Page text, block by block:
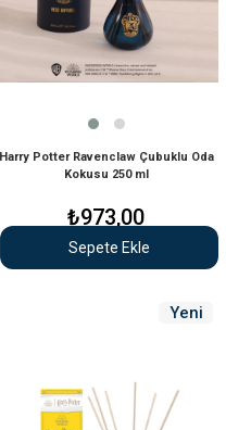
Harry Potter Ravenclaw Çubuklu Oda
Kokusu 250 ml
₺973,00
Sepete Ekle
Yeni